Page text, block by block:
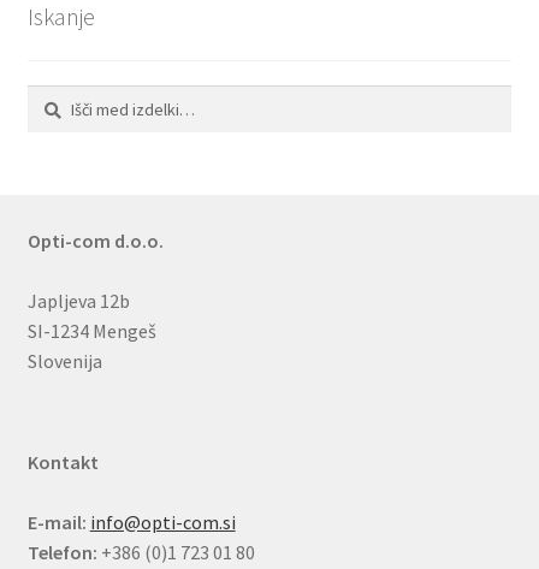
Iskanje
Išči:
Iskanje
Opti-com d.o.o.
Japljeva 12b
SI-1234 Mengeš
Slovenija
Kontakt
E-mail: info@opti-com.si
Telefon: +386 (0)1 723 01 80